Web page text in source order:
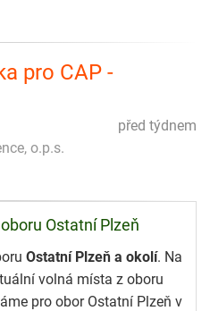
pro CAP -
před týdnem
o.p.s.
Ostatní Plzeň
Ostatní Plzeň a okolí. Na
volná místa z oboru
pro obor Ostatní Plzeň v